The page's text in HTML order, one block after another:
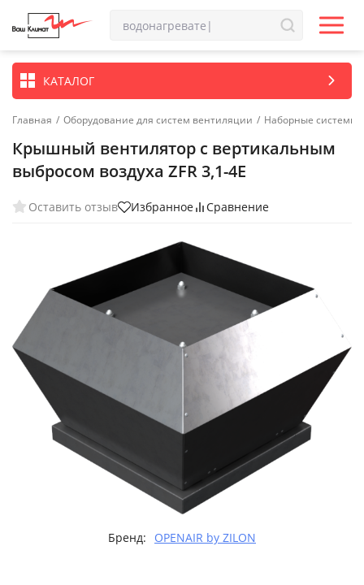
КАТАЛОГ
Главная / Оборудование для систем вентиляции / Наборные системы
Крышный вентилятор с вертикальным
выбросом воздуха ZFR 3,1-4E
Оставить отзыв Избранное Сравнение
Бренд: OPENAIR by ZILON